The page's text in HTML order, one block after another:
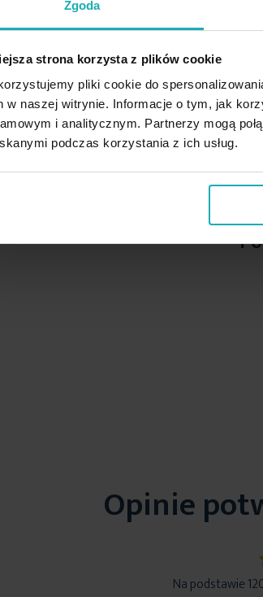
Zgoda
strona korzysta z plików cookie
pliki cookie do
w naszej witrynie. Informacje o tym, jak
i analitycznym. Partnerzy mogą
podczas korzystania z ich usług.
produktu
Opinie
Na podstawie